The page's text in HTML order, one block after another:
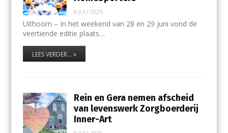
8 JULI 2025
Uithoorn – In het weekend van 28 en 29 juni vond de
veertiende editie plaats…
LEES VERDER... »
Rein en Gera nemen afscheid
van levenswerk Zorgboerderij
Inner-Art